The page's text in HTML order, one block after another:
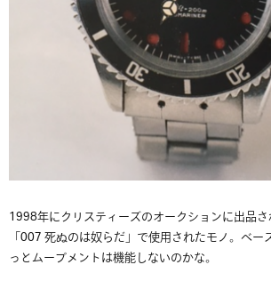
1998年にクリスティーズのオークションに出品
「007 死ぬのは奴らだ」で使用されたモノ。ベ
っとムーブメントは機能しないのかな。